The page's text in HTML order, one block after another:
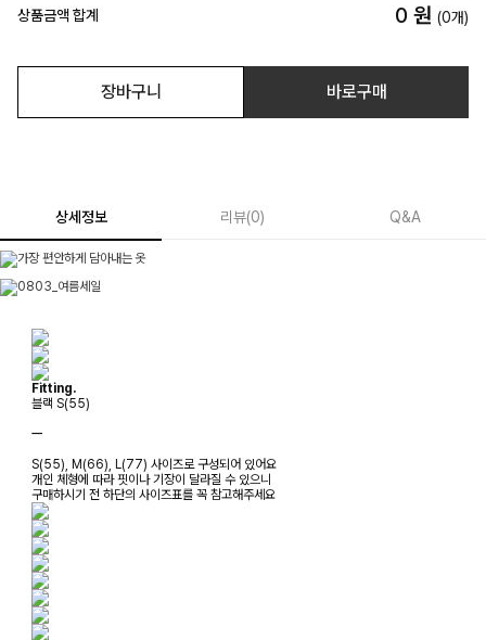
상품금액 합계 0 원 (0개)
장바구니 바로구매
상세정보 리뷰(0) Q&A
Fitting.
블랙 S(55)
ㅡ
S(55), M(66), L(77) 사이즈로 구성되어 있어요
개인 체형에 따라 핏이나 기장이 달라질 수 있으니
구매하시기 전 하단의 사이즈표를 꼭 참고해주세요